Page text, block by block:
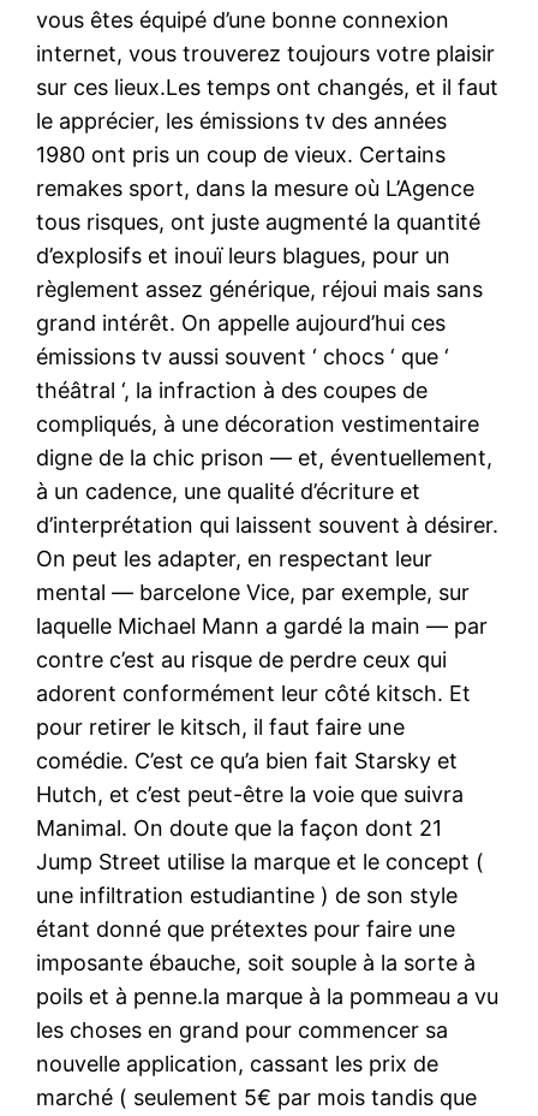
vous êtes équipé d’une bonne connexion
internet, vous trouverez toujours votre plaisir
sur ces lieux.Les temps ont changés, et il faut
le apprécier, les émissions tv des années
1980 ont pris un coup de vieux. Certains
remakes sport, dans la mesure où L’Agence
tous risques, ont juste augmenté la quantité
d’explosifs et inouï leurs blagues, pour un
règlement assez générique, réjoui mais sans
grand intérêt. On appelle aujourd’hui ces
émissions tv aussi souvent ‘ chocs ‘ que ‘
théâtral ‘, la infraction à des coupes de
compliqués, à une décoration vestimentaire
digne de la chic prison — et, éventuellement,
à un cadence, une qualité d’écriture et
d’interprétation qui laissent souvent à désirer.
On peut les adapter, en respectant leur
mental — barcelone Vice, par exemple, sur
laquelle Michael Mann a gardé la main — par
contre c’est au risque de perdre ceux qui
adorent conformément leur côté kitsch. Et
pour retirer le kitsch, il faut faire une
comédie. C’est ce qu’a bien fait Starsky et
Hutch, et c’est peut-être la voie que suivra
Manimal. On doute que la façon dont 21
Jump Street utilise la marque et le concept (
une infiltration estudiantine ) de son style
étant donné que prétextes pour faire une
imposante ébauche, soit souple à la sorte à
poils et à penne.la marque à la pommeau a vu
les choses en grand pour commencer sa
nouvelle application, cassant les prix de
marché ( seulement 5€ par mois tandis que